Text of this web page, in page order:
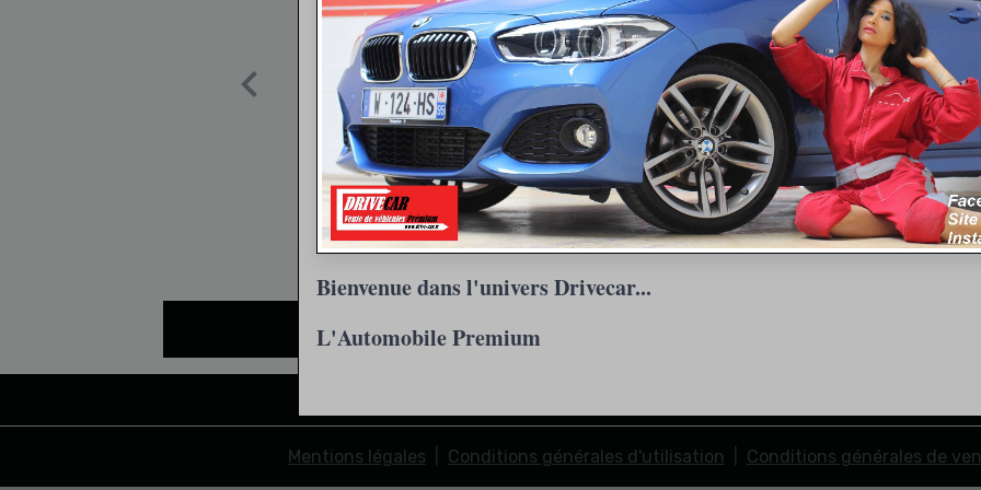
Mentions légales Conditions générales d'utilisation Conditions générales de
Bienvenue dans l'univers Drivecar...
L'Automobile Premium